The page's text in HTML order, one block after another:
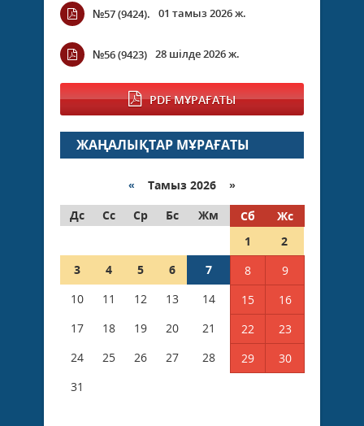
№57 (9424). 01 тамыз 2026 ж.
№56 (9423) 28 шілде 2026 ж.
PDF МҰРАҒАТЫ
ЖАҢАЛЫҚТАР МҰРАҒАТЫ
« Тамыз 2026 »
Дс
Сс Ср Бс Жм Сб
Жс
1
2
3
4 5 6 7 8
9
10
11 12 13 14 15
16
17
18 19 20 21 22
23
24
25 26 27 28 29
30
31